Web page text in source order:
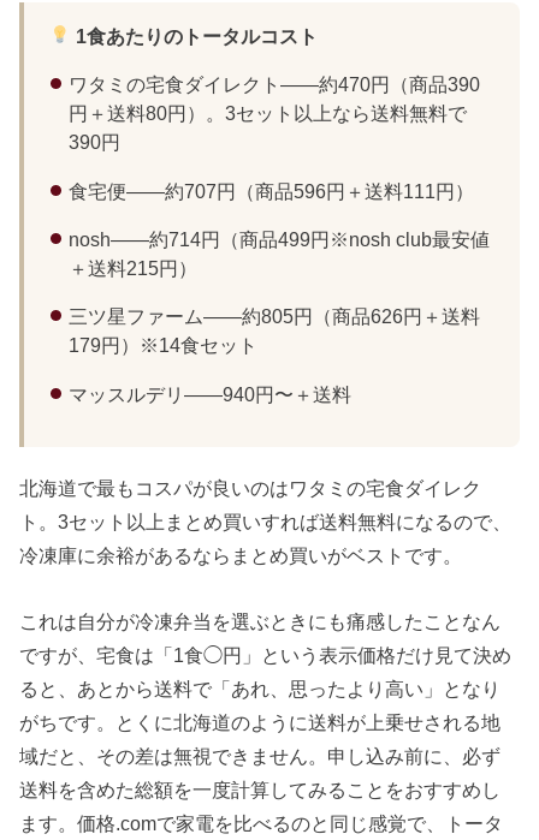
1食あたりのトータルコスト
ワタミの宅食ダイレクト——約470円（商品390
円＋送料80円）。3セット以上なら送料無料で
390円
食宅便——約707円（商品596円＋送料111円）
nosh——約714円（商品499円※nosh club最安値
＋送料215円）
三ツ星ファーム——約805円（商品626円＋送料
179円）※14食セット
マッスルデリ——940円〜＋送料
北海道で最もコスパが良いのはワタミの宅食ダイレク
ト。3セット以上まとめ買いすれば送料無料になるので、
冷凍庫に余裕があるならまとめ買いがベストです。
これは自分が冷凍弁当を選ぶときにも痛感したことなん
ですが、宅食は「1食◯円」という表示価格だけ見て決め
ると、あとから送料で「あれ、思ったより高い」となり
がちです。とくに北海道のように送料が上乗せされる地
域だと、その差は無視できません。申し込み前に、必ず
送料を含めた総額を一度計算してみることをおすすめし
ます。価格.comで家電を比べるのと同じ感覚で、トータ